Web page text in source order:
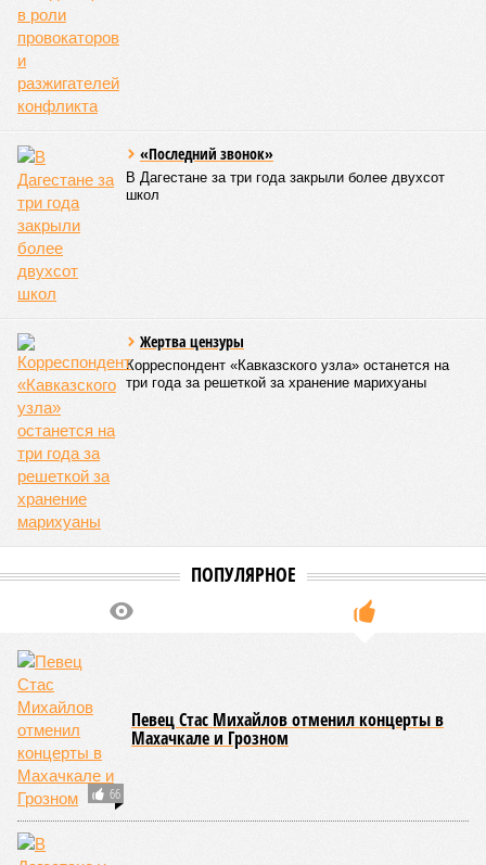
«Последний звонок»
В Дагестане за три года закрыли более двухсот
школ
Жертва цензуры
Корреспондент «Кавказского узла» останется на
три года за решеткой за хранение марихуаны
ПОПУЛЯРНОЕ
66
Певец Стас Михайлов отменил концерты в
Махачкале и Грозном